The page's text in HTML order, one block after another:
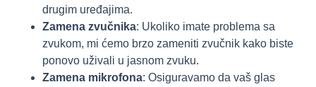
drugim uređajima.
Zamena zvučnika: Ukoliko imate problema sa
zvukom, mi ćemo brzo zameniti zvučnik kako biste
ponovo uživali u jasnom zvuku.
Zamena mikrofona: Osiguravamo da vaš glas